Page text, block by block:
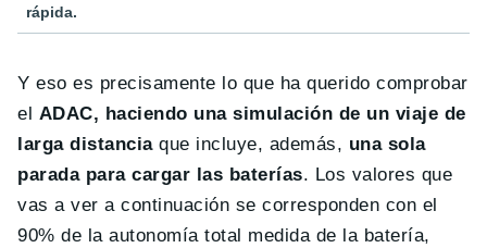
rápida.
Y eso es precisamente lo que ha querido comprobar
el ADAC, haciendo una simulación de un viaje de
larga distanciaque incluye, además, una sola
parada para cargar las baterías. Los valores que
vas a ver a continuación se corresponden con el
90% de la autonomía total medida de la batería,